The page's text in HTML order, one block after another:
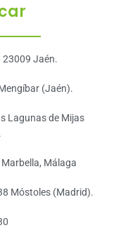
23009 Jaén.
(Jaén).
Lagunas de Mijas
Málaga
Móstoles (Madrid).